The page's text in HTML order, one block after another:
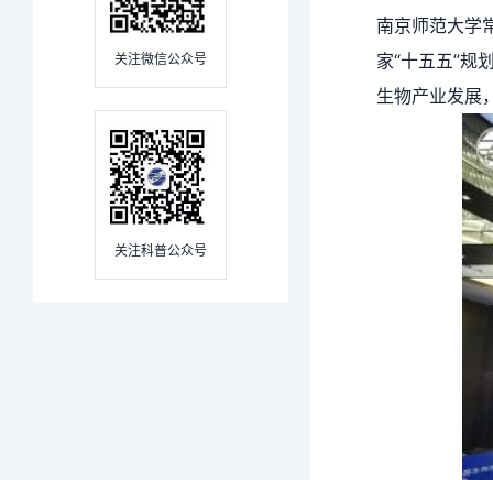
关注微信公众号
关注科普公众号
南京师范大学
家“十五五”规
生物产业发展